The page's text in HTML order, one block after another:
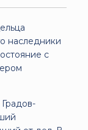
наследники
с